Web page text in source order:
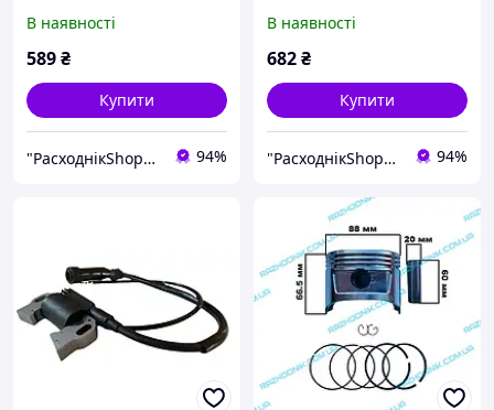
В наявності
589₴
Купити
"РасходнікShop" інтернет магазин комплектуючих та запчастин 94%
В наявності
682₴
Купити
"РасходнікShop" інтернет магазин комплектуючих та запчастин 94%